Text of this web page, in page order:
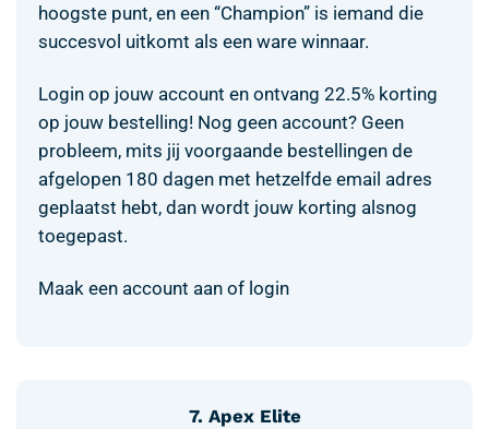
hoogste punt, en een “Champion” is iemand die
succesvol uitkomt als een ware winnaar.
Login op jouw account en ontvang 22.5% korting
op jouw bestelling! Nog geen account? Geen
probleem, mits jij voorgaande bestellingen de
afgelopen 180 dagen met hetzelfde email adres
geplaatst hebt, dan wordt jouw korting alsnog
toegepast.
Maak een account aan of login
7. Apex Elite